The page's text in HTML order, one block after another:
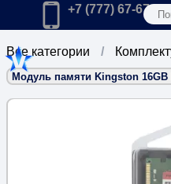
Главная
Позвонить в компанию
+7 (777) 67-67-666
Все категории
Модуль памяти Kingston 16GB